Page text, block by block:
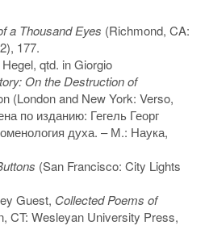
a Thousand Eyes (Richmond, CA:
177.
qtd. in Giorgio
On the Destruction of
(London and New York: Verso,
по изданию: Гегель Георг
духа. – М.: Наука,
(San Francisco: City Lights
Guest, Collected Poems of
CT: Wesleyan University Press,